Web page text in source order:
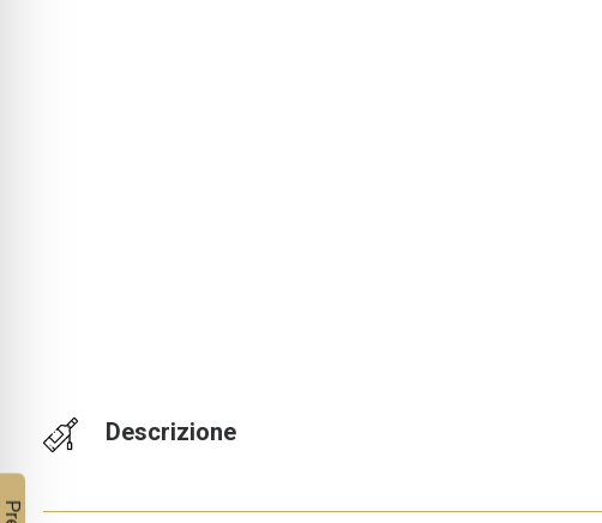
Descrizione